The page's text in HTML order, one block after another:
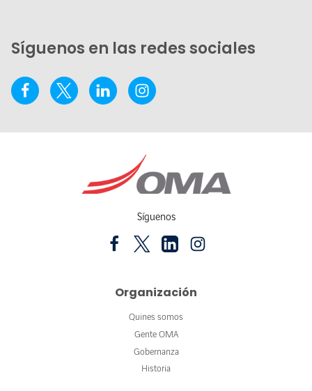
Síguenos en las redes sociales
Síguenos
Organización
Quines somos
Gente OMA
Gobernanza
Historia